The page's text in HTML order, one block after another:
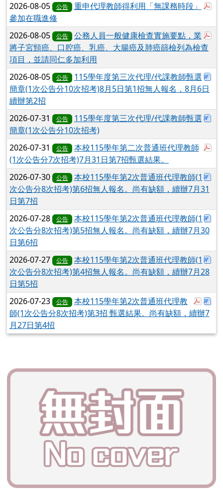
2026-08-05 公告
重申代理教師得利用「無課務時段」
參加在職進修
2026-08-05 公告
公務人員一般健康檢查實施要點，業
將子宮頸癌、口腔癌、乳癌、大腸癌及肺癌篩檢列為檢查
項目，並請同仁多加利用
2026-08-05 公告
115學年度第三次代理/代課教師甄選
簡章(1次公告分10次招考)8月5日第1招無人報名，8月6日
續辦第2招
2026-07-31 公告
115學年度第三次代理/代課教師甄選
簡章(1次公告分10次招考)
2026-07-31 公告
本校115學年第二次普通班代理教師
(1次公告分7次招考)7月31日第7招甄選結果。
2026-07-30 公告
本校115學年第2次普通班代理教師(1
次公告分8次招考)第6招無人報名。尚有缺額，續辦7月31
日第7招
2026-07-28 公告
本校115學年第2次普通班代理教師(1
次公告分8次招考)第5招無人報名。尚有缺額，續辦7月30
日第6招
2026-07-27 公告
本校115學年第2次普通班代理教師(1
次公告分8次招考)第4招無人報名。尚有缺額，續辦7月28
日第5招
於彈
2026-07-23 公告
本校115學年第2次普通班代理教
師(1次公告分8次招考)第3招 甄選結果。尚有缺額，續辦7
月27日第4招